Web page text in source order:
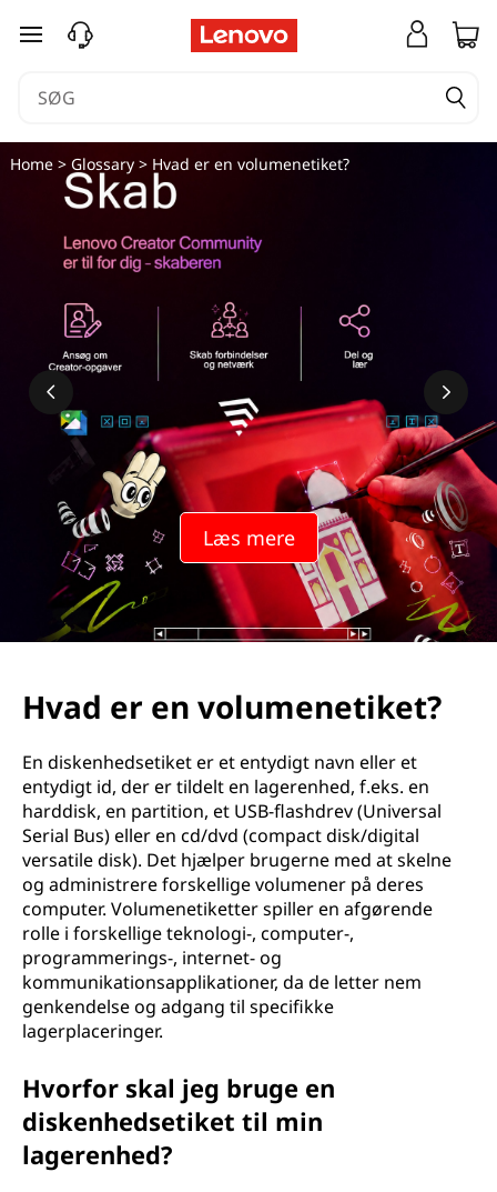
spring til hovedindhold
Læs mere
Home> Glossary> Hvad er en volumenetiket?
Hvad er en volumenetiket?
En diskenhedsetiket er et entydigt navn eller et
entydigt id, der er tildelt en lagerenhed, f.eks. en
harddisk, en partition, et USB-flashdrev (Universal
Serial Bus) eller en cd/dvd (compact disk/digital
versatile disk). Det hjælper brugerne med at skelne
og administrere forskellige volumener på deres
computer. Volumenetiketter spiller en afgørende
rolle i forskellige teknologi-, computer-,
programmerings-, internet- og
kommunikationsapplikationer, da de letter nem
genkendelse og adgang til specifikke
lagerplaceringer.
Hvorfor skal jeg bruge en
diskenhedsetiket til min
lagerenhed?